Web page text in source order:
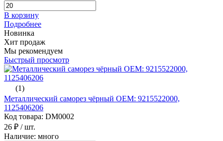
В корзину
Подробнее
Новинка
Хит продаж
Мы рекомендуем
Быстрый просмотр
(1)
Металлический саморез чёрный ОЕМ: 9215522000,
1125406206
Код товара: DM0002
26 ₽ / шт.
Наличие: много